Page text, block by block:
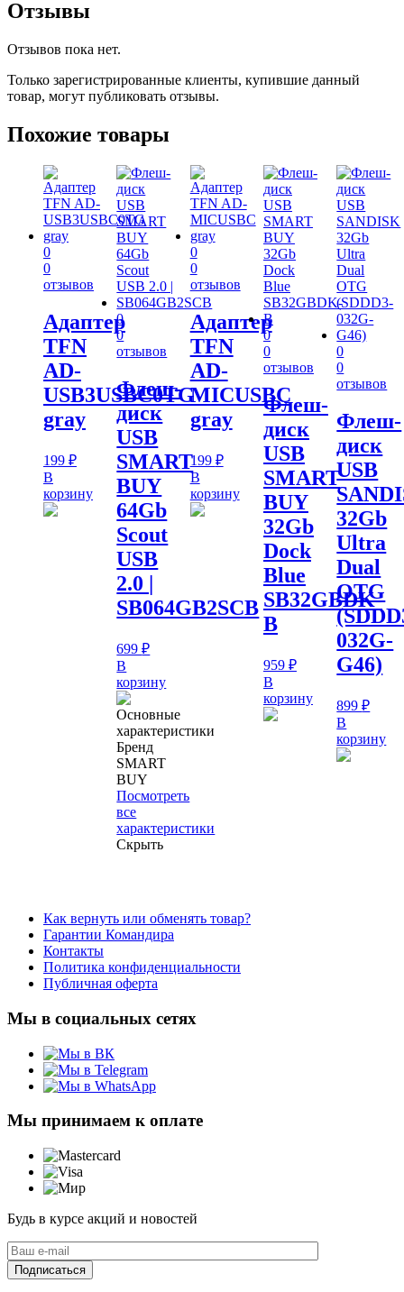
Отзывы
Отзывов пока нет.
Только зарегистрированные клиенты, купившие данный
товар, могут публиковать отзывы.
Похожие товары
0
0
отзывов
Адаптер
TFN
AD-
USB3USBC0TG
gray
199 ₽
В
корзину
0
0
отзывов
Флеш-
диск
USB
SMART
BUY
64Gb
Scout
USB
2.0 |
SB064GB2SCB
699₽
В
корзину
Основные
характеристики
Бренд
SMART
BUY
Посмотреть
все
характеристики
Скрыть
0
0
отзывов
Адаптер
TFN
AD-
MICUSBC
gray
199 ₽
В
корзину
0
0
отзывов
Флеш-
диск
USB
SMART
BUY
32Gb
Dock
Blue
SB32GBDK-
B
959 ₽
В
корзину
0
0
отзывов
Флеш-
диск
USB
32Gb
Ultra
Dual
OTG
032G-
G46)
899₽
В
корзину
Как вернуть или обменять товар?
Гарантии Командира
Контакты
Политика конфиденциальности
Публичная оферта
Мы в социальных сетях
Мы принимаем к оплате
Будь в курсе акций и новостей